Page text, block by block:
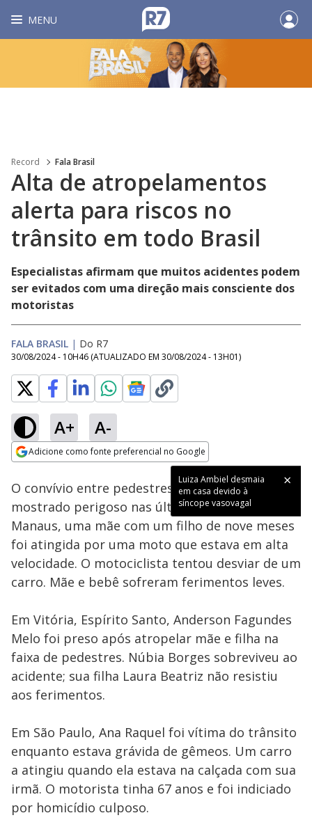
MENU
Record Fala Brasil
Alta de atropelamentos
alerta para riscos no
trânsito em todo Brasil
Especialistas afirmam que muitos acidentes podem
ser evitados com uma direção mais consciente dos
motoristas
FALA BRASIL | Do R7
30/08/2024 - 10H46 (ATUALIZADO EM 30/08/2024 - 13H01)
A+ A-
Adicione como fonte preferencial no Google
Luiza Ambiel desmaia
em casa devido à
síncope vasovagal
Ativar
Loaded
25.93%
O convívio entre pedestres e motoristas tem se
mostrado perigoso nas últimas semanas. Em
Manaus, uma mãe com um filho de nove meses
foi atingida por uma moto que estava em alta
velocidade. O motociclista tentou desviar de um
carro. Mãe e bebê sofreram ferimentos leves.
Em Vitória, Espírito Santo, Anderson Fagundes
Melo foi preso após atropelar mãe e filha na
faixa de pedestres. Núbia Borges sobreviveu ao
acidente; sua filha Laura Beatriz não resistiu
aos ferimentos.
Em São Paulo, Ana Raquel foi vítima do trânsito
enquanto estava grávida de gêmeos. Um carro
a atingiu quando ela estava na calçada com sua
irmã. O motorista tinha 67 anos e foi indiciado
por homicídio culposo.